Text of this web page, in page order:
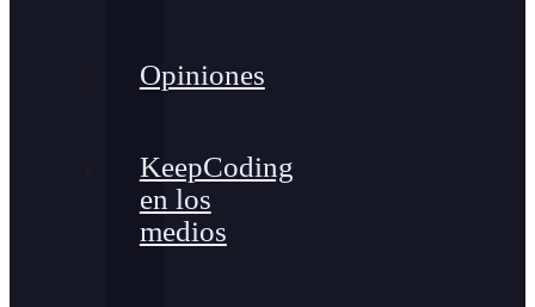
Opiniones
KeepCoding
en los
medios